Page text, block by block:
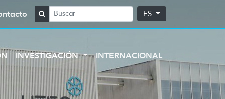
ES
INVESTIGACIÓN INTERNACIONAL